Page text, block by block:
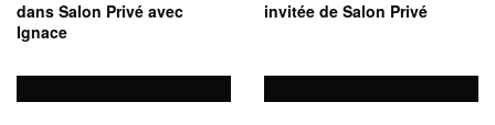
dans Salon Privé avec
Ignace
invitée de Salon Privé